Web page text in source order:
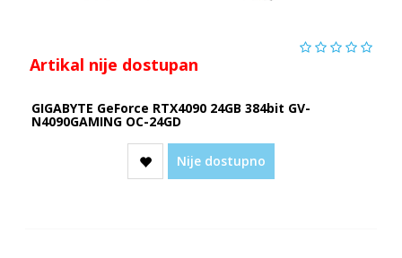
Artikal nije dostupan
GIGABYTE GeForce RTX4090 24GB 384bit GV-
N4090GAMING OC-24GD
Nije dostupno